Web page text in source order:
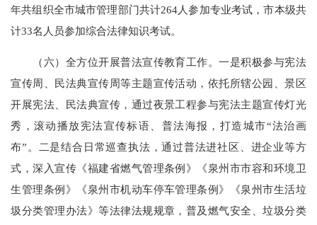
年共组织全市城市管理部门共计264人参加专业考试，市本级共
计33名人员参加综合法律知识考试。
（六）全方位开展普法宣传教育工作。一是积极参与宪法
宣传周、民法典宣传周等主题宣传活动，依托所辖公园、景区
开展宪法、民法典宣传，通过夜景工程参与宪法主题宣传灯光
秀，滚动播放宪法宣传标语、普法海报，打造城市“法治画
布”。二是结合日常巡查执法，通过普法进社区、进企业等方
式，深入宣传《福建省燃气管理条例》《泉州市市容和环境卫
生管理条例》《泉州市机动车停车管理条例》《泉州市生活垃
圾分类管理办法》等法律法规规章，普及燃气安全、垃圾分类